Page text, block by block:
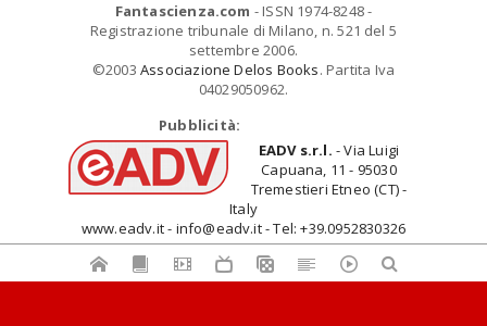
Fantascienza.com - ISSN 1974-8248 -
Registrazione tribunale di Milano, n. 521 del 5
settembre 2006.
©2003 Associazione Delos Books. Partita Iva
04029050962.
Pubblicità:
EADV s.r.l. - Via Luigi
Capuana, 11 - 95030
Tremestieri Etneo (CT) -
Italy
www.eadv.it - info@eadv.it - Tel: +39.0952830326